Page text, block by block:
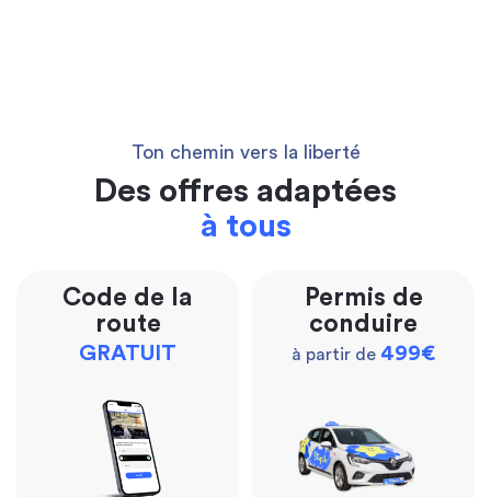
Ton chemin vers la liberté
Des offres adaptées
à tous
Code de la
route
GRATUIT
Permis de
conduire
à partir de 499€